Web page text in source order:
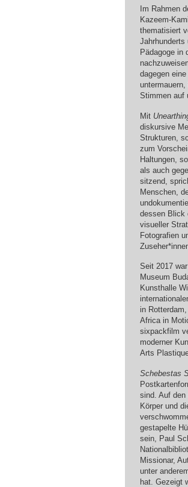
Im Rahmen
Kazeem-
thematisiert
Jahrhunderts
Pädagoge in
dagegen
Stimmen auf
Mit
diskursive
Strukturen,
zum
Haltungen,
als auch
sitzend,
Menschen,
dessen Blick
visueller
Fotografien
Seit 2017
Museum
Kunsthalle
in
Africa in
sixpackfilm
moderner
Arts
Schebestas
sind. Auf
Körper und
gestapelte
sein, Paul
Missionar,
unter
hat. Gezeigt